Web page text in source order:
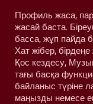
Профиль жаса,
жасай баста.
басса, жұп пайда
Хат жібер,
Қос кездесу,
тағы басқа
байланыс түріне
маңызды немесе